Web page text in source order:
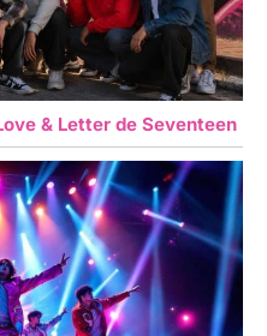
& Letter de Seventeen